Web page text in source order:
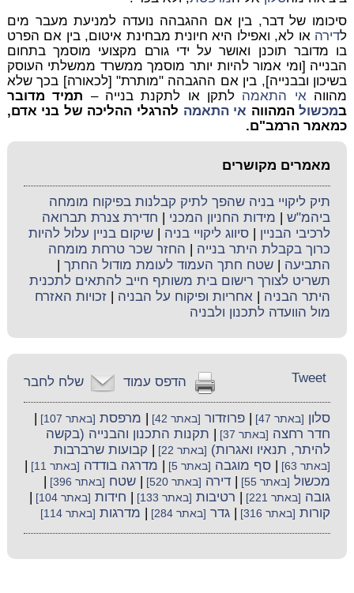
סיכומו של דבר, בין אם ההגבהה נועדה למניעת מעבר מים
לדירה או לא, ואפילו היא חיונית מבחינת איטום, בין אם הפרט
בו מדובר תוכנן ואושר על ידי גורם מקצועי מוסמך בתחום
הבנייה [ומי אמור להיות יותר מוסמך ממשרד ממשלתי העוסק
בשיכון ובבנייה], בין אם ההגבהה "מותרת" [לכאורה] בכך שלא
מהווה אי התאמה לתקן או לתקנת בנייה – תמיד מדובר
במכשולהמהווה אי התאמה להרגלי ההליכה של בני אדם,
כמאמר הרמב"ם.
מאמרים מקושרים
תיק ליקויי בניה שהפך לתיק קבלנות בפיקוח מומחה
ביהמ"ש
מידות החניון המכני
חדירת צנרת תברואה
לרכיבי הבניין |סיווג ליקויי בניה |שיקום בניין עלול להיות
כרוך בקבלת היתר בנייה
החזר שכר טרחת מומחה
התביעה |שטח חתך העמוד לעומת מודול החתך
תשריט לצורך רישום בית משותף חייב להתאים לתכנית
היתר הבניה |אחריות ופיקוח על הבניה |זכויות האזרח
מול הוועדה לתכנון ולבניה
שלח לחבר הדפס עמוד Tweet
סלון [באתר 47] |פרוזדור [באתר 42] מרפסת [באתר 107]
חדר רחצה [באתר 37]
תקנות התכנון והבנייה (בקשה
להיתר, תנאיו ואגרות) [באתר 22] קבועות שרברבות
[באתר 63] |סף מוגבה [באתר 5] מדרגה בודדה [באתר 11]
מכשול [באתר 55] |דירה [באתר 520] |שטח [באתר 396]
גובה [באתר 221] רטיבות [באתר 133] חידות [באתר 104]
קורות [באתר 316] |גדר [באתר 284] מדרגות [באתר 114]